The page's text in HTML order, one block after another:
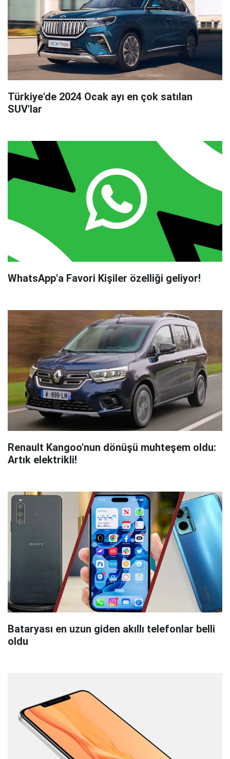
Türkiye'de 2024 Ocak ayı en çok satılan
SUV'lar
WhatsApp'a Favori Kişiler özelliği geliyor!
Renault Kangoo'nun dönüşü muhteşem oldu:
Artık elektrikli!
Bataryası en uzun giden akıllı telefonlar belli
oldu